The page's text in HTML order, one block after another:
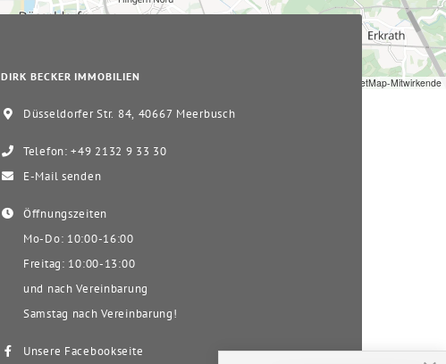
© OpenStreetMap-Mitwirkende
DIRK BECKER IMMOBILIEN
Düsseldorfer Str. 84, 40667 Meerbusch
Telefon: +49 2132 9 33 30
E-Mail senden
Öffnungszeiten
Mo-Do: 10:00-16:00
Freitag: 10:00-13:00
und nach Vereinbarung
Samstag nach Vereinbarung!
Unsere Facebookseite